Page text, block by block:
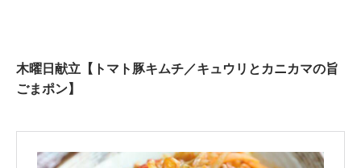
木曜日献立【トマト豚キムチ／キュウリとカニカマの旨
ごまポン】